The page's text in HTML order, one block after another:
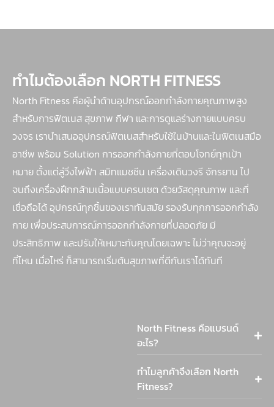
ทำไมต้องเลือก NORTH FITNESS
North Fitness คือผู้นำด้านอุปกรณ์ออกกำลังกายคุณภาพสูง
สำหรับการฟิตเนส สุขภาพ กีฬา และการดูแลร่างกายแบบครบ
วงจร เรานำเสนออุปกรณ์ฟิตเนสสำหรับใช้ในบ้านและในฟิตเนสมือ
อาชีพ พร้อม Solution การออกกำลังกายที่ตอบโจทย์ทุกเป้า
หมาย ตั้งแต่ลู่วิ่งไฟฟ้า สมิทแมชชีน เครื่องเดินวงรี จักรยาน ไป
จนถึงเครื่องฝึกกล้ามเนื้อแบบครบเซต ด้วยวัสดุคุณภาพ และที่
เชื่อถือได้ อุปกรณ์ทุกชิ้นของเราทันสมัย รองรับทุกการออกกำลัง
กาย เพื่อประสบการณ์การออกกำลังกายที่ปลอดภัย มี
ประสิทธิภาพ และปรับให้เหมาะกับคุณโดยเฉพาะ ไม่ว่าคุณจะอยู่
ที่ไหน เมื่อไหร่ ก็สามารถเริ่มต้นสุขภาพที่ดีกับเราได้ทันที
North Fitness คือแบรนด์
อะไร?
ทำไมลูกค้าจึงเลือก North
Fitness?